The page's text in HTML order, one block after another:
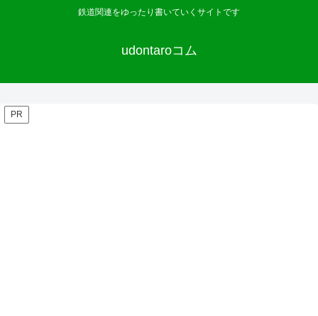
鉄道関連をゆったり書いていくサイトです
udontaroコム
PR